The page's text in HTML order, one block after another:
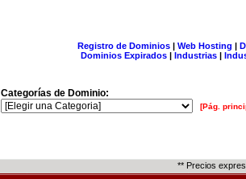
Registro de Dominios| Web Hosting |
Dominios Expirados | Industrias |
Categorías de Dominio:
[Pág.
** Precios